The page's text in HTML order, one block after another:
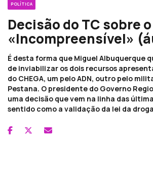
POLÍTICA
Decisão do TC sobre o
«Incompreensível»
É desta forma que Miguel Albuquerque
de inviabilizar os dois recursos
do CHEGA, um pelo ADN, outro pelo
Pestana. O presidente do Governo
uma decisão que vem na linha das
sentido como a validação da lei da